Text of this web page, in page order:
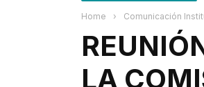
Home › Comunicación
LA